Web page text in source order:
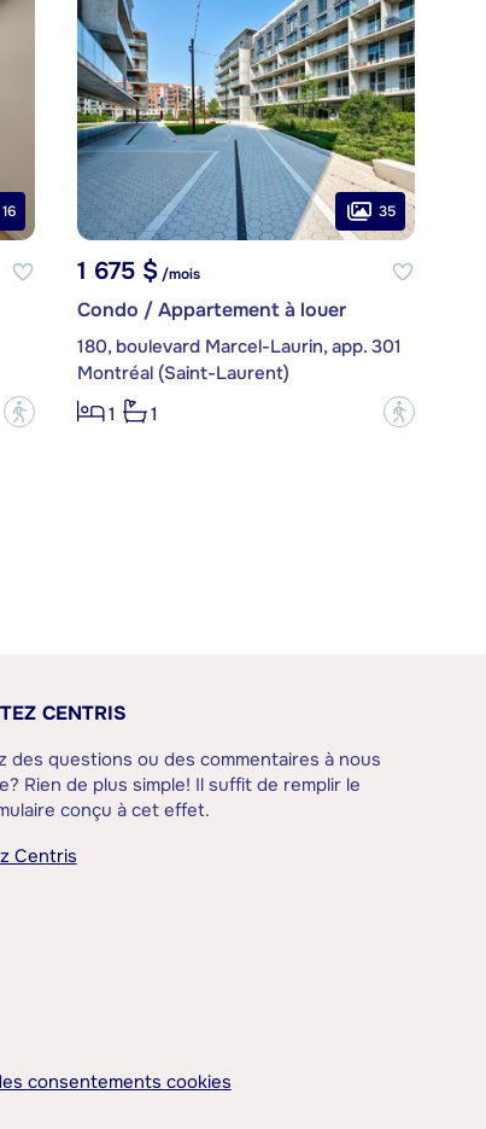
16
?
35
1 675 $/mois
Condo / Appartement à louer
180, boulevard Marcel-Laurin, app. 301
Montréal (Saint-Laurent)
1
1 ?
CENTRIS
des questions ou des commentaires à nous
Rien de plus simple! Il suffit de remplir le
conçu à cet effet.
Centris
consentements cookies